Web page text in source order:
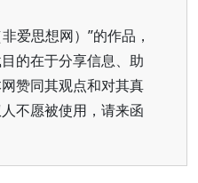
爱思想网）”的作品，
的在于分享信息、助
赞同其观点和对其真
不愿被使用，请来函